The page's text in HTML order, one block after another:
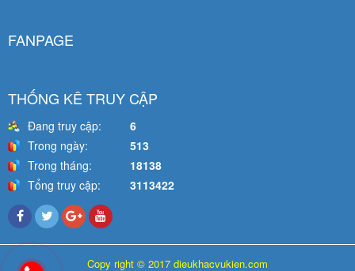
FANPAGE
THỐNG KÊ TRUY CẬP
Đang truy cập:
6
Trong ngày:
513
Trong tháng:
18138
Tổng truy cập:
3113422
Copy right © 2017 dieukhacvukien.com